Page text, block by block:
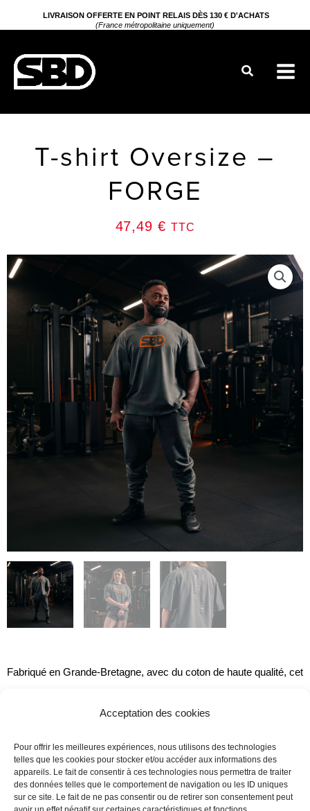
Acceptation des cookies
Pour offrir les meilleures expériences, nous utilisons des technologies
telles que les cookies pour stocker et/ou accéder aux informations des
appareils. Le fait de consentir à ces technologies nous permettra de traiter
des données telles que le comportement de navigation ou les ID uniques
sur ce site. Le fait de ne pas consentir ou de retirer son consentement peut
au
LIVRAISON OFFERTE EN POINT RELAIS DÈS 130 € D'ACHATS
(France métropolitaine uniquement)
Rechercher
T-shirt Oversize –
FORGE
47,49 € TTC
Fabriqué en Grande-Bretagne, avec du coton de haute qualité, cet
optimal, que ce soit au quotidien ou pendant vos entraînements.
*Cette collection est une collection limitée. Disponible jusqu’à
épuisement des stocks.